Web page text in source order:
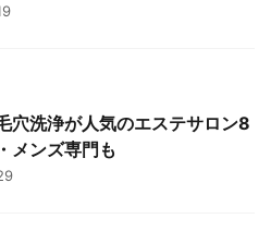
穴洗浄が人気のエステサロン8
メンズ専門も